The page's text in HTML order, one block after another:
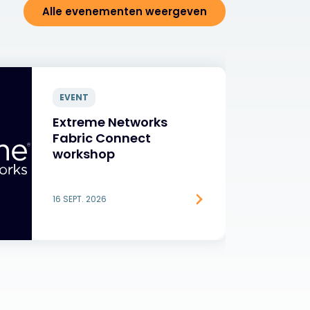
Alle evenementen weergeven
EVENT
Extreme Networks
Fabric Connect
workshop
16 SEPT. 2026